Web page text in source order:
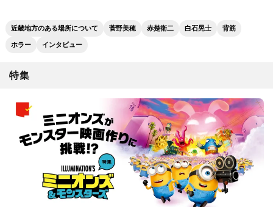
近畿地方のある場所について 菅野美穂 赤楚衛二 白石晃士 背筋
ホラー インタビュー
特集